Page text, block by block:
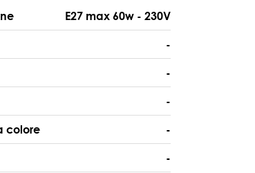
E27 max 60w - 230V
-
-
-
colore -
-